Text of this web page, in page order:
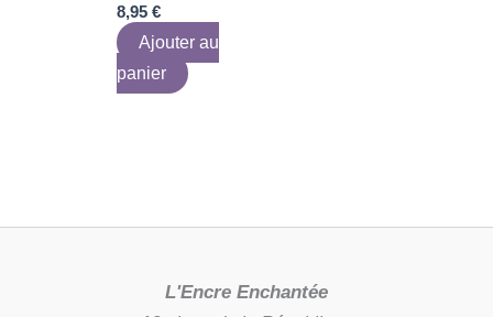
8,95€
Ajouter au
panier
L'Encre Enchantée